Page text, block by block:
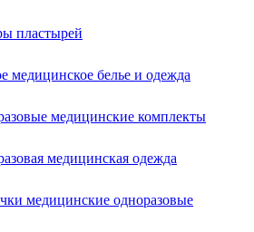
пластырей
медицинское белье и одежда
медицинские комплекты
медицинская одежда
медицинские одноразовые